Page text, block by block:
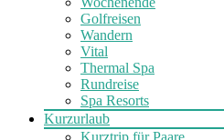
Golfreisen
Wandern
Vital
Thermal Spa
Rundreise
Spa Resorts
Kurzurlaub
Kurztrip für Paare